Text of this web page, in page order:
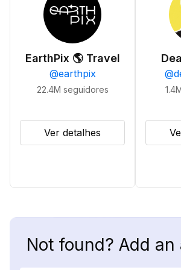
EarthPix 🌎 Travel
@earthpix
22.4M seguidores
Ver detalhes
@
Not found? Add